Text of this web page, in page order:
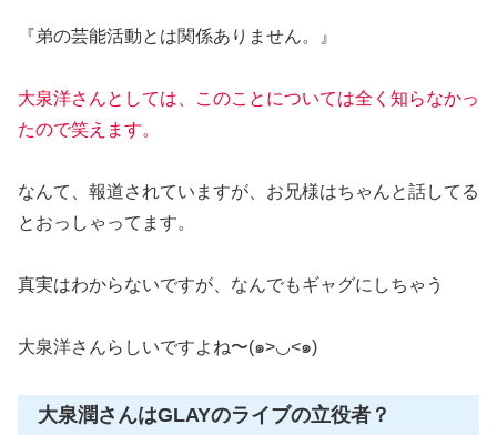
『弟の芸能活動とは関係ありません。』
大泉洋さんとしては、このことについては全く知らなかっ
たので笑えます。
なんて、報道されていますが、お兄様はちゃんと話してる
とおっしゃってます。
真実はわからないですが、なんでもギャグにしちゃう
大泉洋さんらしいですよね〜(๑>◡<๑)
大泉潤さんはGLAYのライブの立役者？